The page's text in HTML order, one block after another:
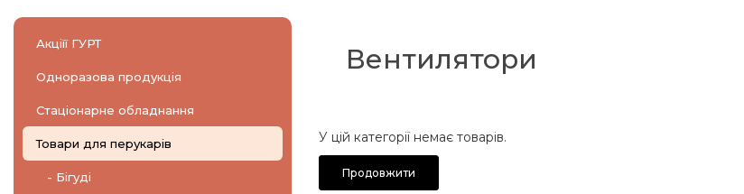
Акціїї ГУРТ
Одноразова продукція
Стаціонарне обладнання
Товари для перукарів
- Бігуді
Вентилятори
У цій категорії немає товарів.
Продовжити